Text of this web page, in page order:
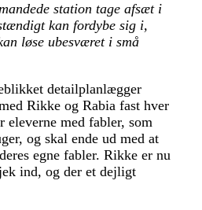
station tage afsæt i
kan fordybe sig i,
løse ubesværet i små
detailplanlægger
Rikke og Rabia fast hver
eleverne med fabler, som
og skal ende ud med at
egne fabler. Rikke er nu
ind, og der et dejligt